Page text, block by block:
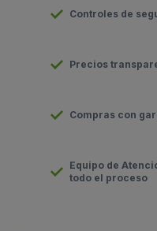
Controles de
Precios
Compras con
Equipo de
todo el proceso